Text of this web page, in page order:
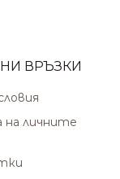
ВРЪЗКИ
личните